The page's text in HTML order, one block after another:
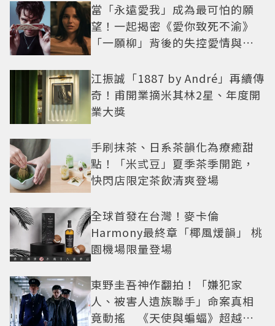
當「永遠愛我」成為最可怕的願
望！一起揭密《愛你致死不渝》
「一願柳」背後的失控愛情與爆
江振誠「1887 by André」再續傳
奇！甫開業摘米其林2星、年度開
業大獎
手刷抹茶、日系茶韻化為療癒甜
點！「米弎豆」夏季茶季開跑，
快閃店限定茶飲清爽登場
全球首發在台灣！麥卡倫
Harmony最終章「椰風煖韻」 桃
園機場限量登場
東野圭吾神作翻拍！「嫌犯家
人、被害人遺族聯手」命案真相
竟動搖 《天使與蝙蝠》超越懸